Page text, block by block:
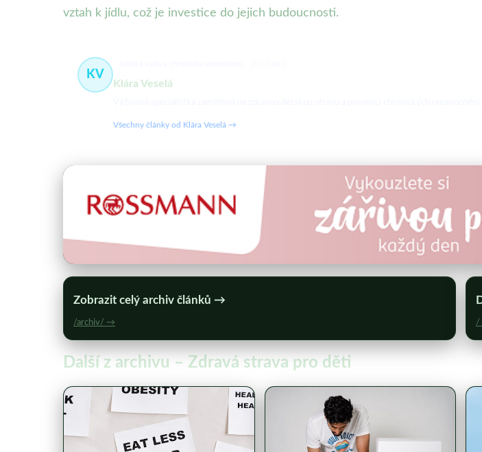
vztah k jídlu, což je investice do jejich budoucnosti.
KV
Klára Veselá
Všechny články od Klára Veselá →
Zobrazit celý archiv článků →
/archiv/ → /
Další z archivu – Zdravá strava pro děti